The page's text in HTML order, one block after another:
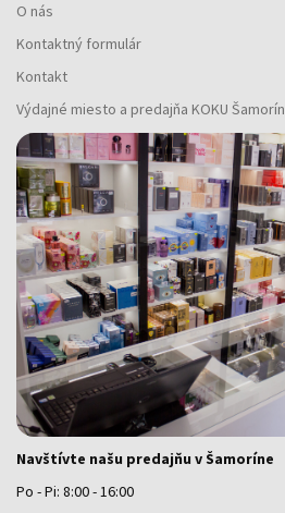
O nás
Kontaktný formulár
Kontakt
Výdajné miesto a predajňa KOKU Šamorín
Navštívte našu predajňu v Šamoríne
Po - Pi: 8:00 - 16:00